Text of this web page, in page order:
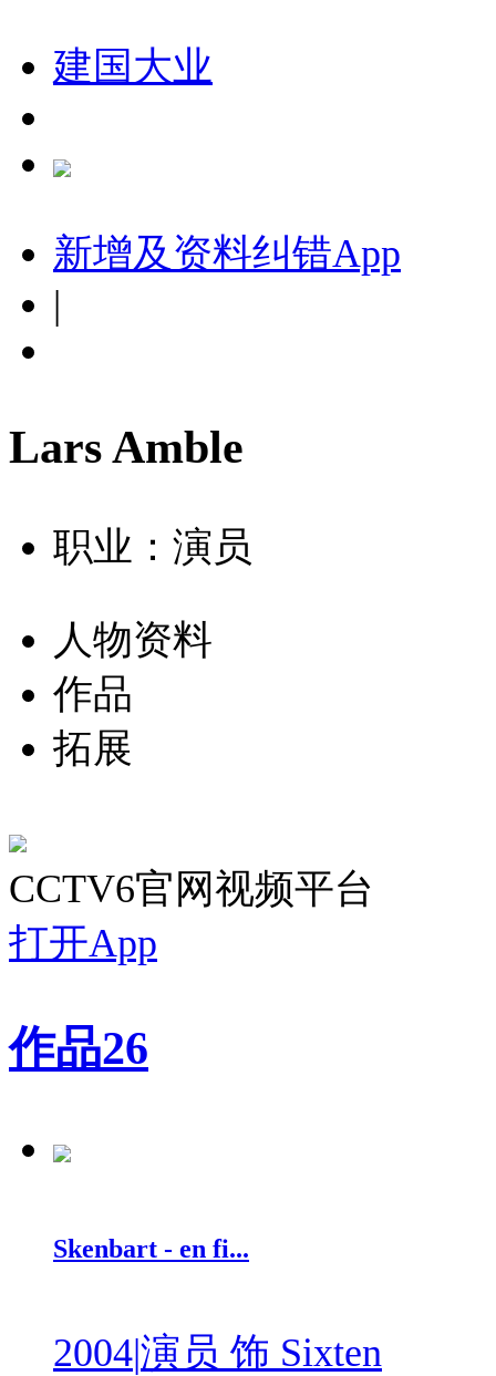
建国大业
新增及资料纠错App
|
Lars Amble
职业：演员
人物资料
作品
拓展
CCTV6官网视频平台
打开App
作品26
Skenbart - en fi...
2004|演员 饰 Sixten